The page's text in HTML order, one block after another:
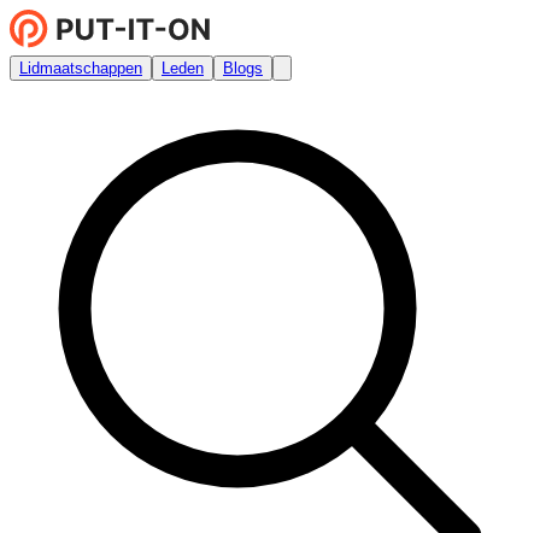
Lidmaatschappen Leden Blogs